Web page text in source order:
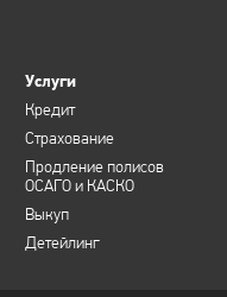
Услуги
Кредит
Страхование
Продление полисов
ОСАГО и КАСКО
Выкуп
Детейлинг